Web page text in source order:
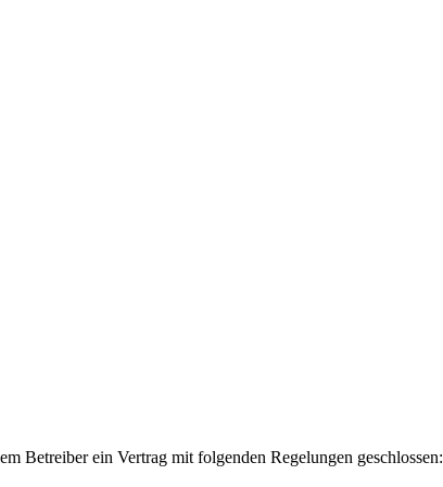
Betreiber ein Vertrag mit folgenden Regelungen geschlossen: